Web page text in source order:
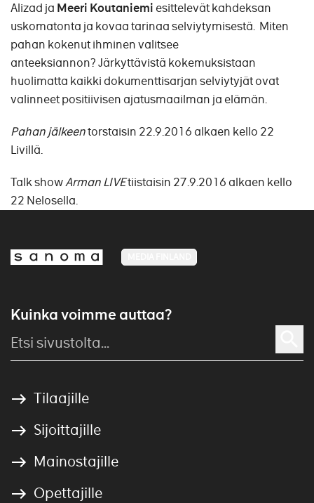
Alizad ja Meeri Koutaniemi esittelevät kahdeksan
uskomatonta ja kovaa tarinaa selviytymisestä. Miten
pahan kokenut ihminen valitsee
anteeksiannon? Järkyttävistä kokemuksistaan
huolimatta kaikki dokumenttisarjan selviytyjät ovat
valinneet positiivisen ajatusmaailman ja elämän.
Pahan jälkeentorstaisin 22.9.2016 alkaen kello 22
Livillä.
Talk showArman LIVEtiistaisin 27.9.2016 alkaen kello
22 Nelosella.
Kuinka voimme auttaa?
Tilaajille
Sijoittajille
Mainostajille
Opettajille